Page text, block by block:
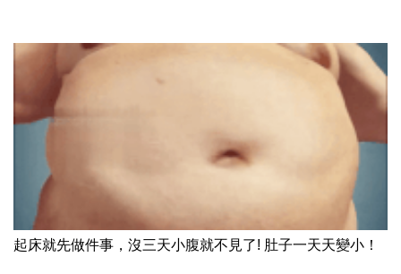
起床就先做件事，沒三天小腹就不見了! 肚子一天天變小！